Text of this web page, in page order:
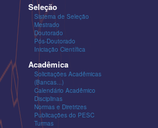
Seleção
Sistema de Seleção
Mestrado
Doutorado
Pós-Doutorado
Iniciação Científica
Acadêmica
Solicitações Acadêmicas
(Bancas...)
Calendário Acadêmico
Disciplinas
Normas e Diretrizes
Publicações do PESC
Turmas